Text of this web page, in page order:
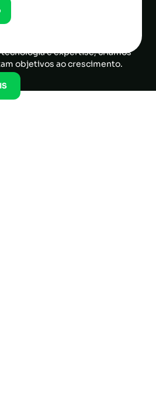
e expertise, criamos
objetivos ao crescimento.